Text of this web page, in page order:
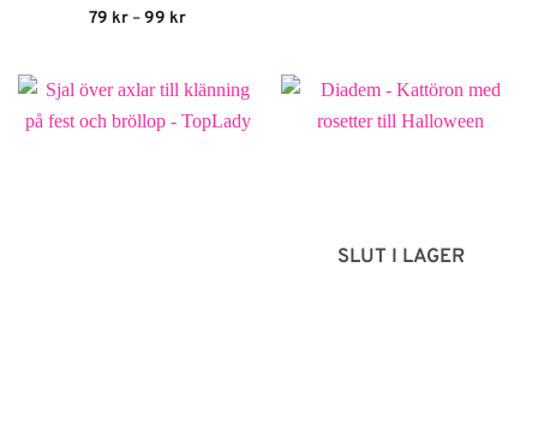
Betygsatt
79 kr–99 krPrisintervall:
SLUT I LAGER